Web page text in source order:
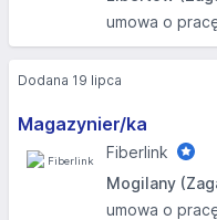
umowa o
Magazynier/ka
Fiberlink
Mogilany
umowa o
Dodana 19 lipca